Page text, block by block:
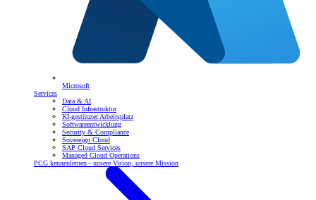
Microsoft
Services
Data & AI
Cloud Infrastruktur
KI-gestützter Arbeitsplatz
Softwareentwicklung
Security & Compliance
Sovereign Cloud
SAP Cloud Services
Managed Cloud Operations
PCG kennenlernen - unsere Vision, unsere Mission